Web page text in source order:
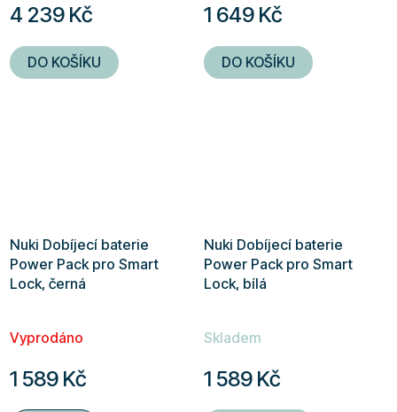
4 239 Kč
DO KOŠÍKU
1 649 Kč
DO KOŠÍKU
Nuki Dobíjecí baterie
Power Pack pro Smart
Lock, černá
Vyprodáno
1 589 Kč
Nuki Dobíjecí baterie
Power Pack pro Smart
Lock, bílá
Skladem
1 589 Kč